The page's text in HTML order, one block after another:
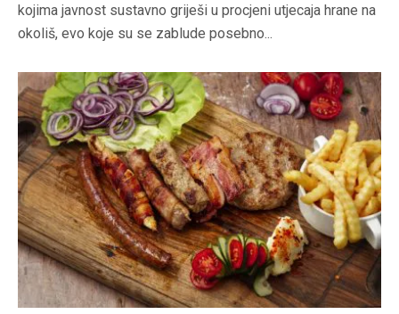
kojima javnost sustavno griješi u procjeni utjecaja hrane na
okoliš, evo koje su se zablude posebno...